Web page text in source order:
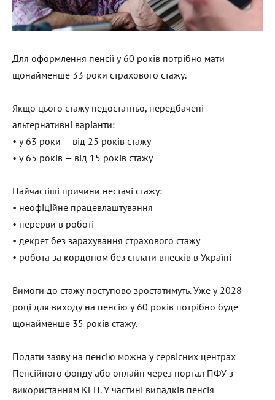
Для оформлення пенсії у 60 років потрібно мати
щонайменше 33 роки страхового стажу.
Якщо цього стажу недостатньо, передбачені
альтернативні варіанти:
• у 63 роки — від 25 років стажу
• у 65 років — від 15 років стажу
Найчастіші причини нестачі стажу:
• неофіційне працевлаштування
• перерви в роботі
• декрет без зарахування страхового стажу
• робота за кордоном без сплати внесків в Україні
Вимоги до стажу поступово зростатимуть. Уже у 2028
році для виходу на пенсію у 60 років потрібно буде
щонайменше 35 років стажу.
Подати заяву на пенсію можна у сервісних центрах
Пенсійного фонду або онлайн через портал ПФУ з
використанням КЕП. У частині випадків пенсія